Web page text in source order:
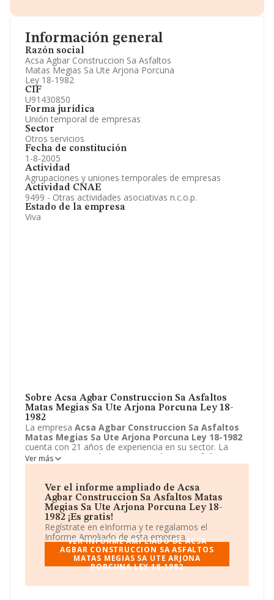
Información general
Razón social
Acsa Agbar Construccion Sa Asfaltos
Matas Megias Sa Ute Arjona Porcuna
Ley 18-1982
CIF
U91430850
Forma jurídica
Unión temporal de empresas
Sector
Otros servicios
Fecha de constitución
1-8-2005
Actividad
Agrupaciones y uniones temporales de empresas
Actividad CNAE
9499 - Otras actividades asociativas n.c.o.p.
Estado de la empresa
Viva
Sobre Acsa Agbar Construccion Sa Asfaltos
Matas Megias Sa Ute Arjona Porcuna Ley 18-
1982
La empresa Acsa Agbar Construccion Sa Asfaltos
Matas Megias Sa Ute Arjona Porcuna Ley 18-1982
cuenta con 21 años de experiencia en su sector. La
empresa
Acsa Agbar Construccion Sa Asfaltos
Matas Megias Sa Ute Arjona Porcuna Ley 18-1982
principal actividad CNAE es 9499 - Otras actividades
asociativas n.c.o.p.. La empresa Acsa Agbar
Construccion Sa Asfaltos Matas Megias Sa Ute
Arjona Porcuna Ley 18-1982
está inscrita como Unión
temporal de empresas.
Ver más
Ver el informe ampliado de Acsa
Agbar Construccion Sa Asfaltos Matas
Megias Sa Ute Arjona Porcuna Ley 18-
1982 ¡Es gratis!
Regístrate en eInforma y te regalamos el
Informe Ampliado de esta empresa.
VER INFORME AMPLIADO DE ACSA
AGBAR CONSTRUCCION SA ASFALTOS
MATAS MEGIAS SA UTE ARJONA
PORCUNA LEY 18-1982
Accionistas.
Participaciones y Vinculaciones en otras empresas.
Artículos de prensa publicados sobre la empresa.
Información oficial y registral complementaria.